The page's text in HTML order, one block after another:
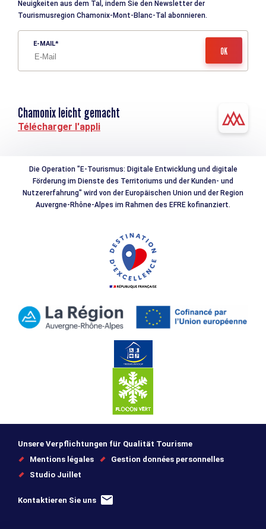
Neuigkeiten aus dem Tal, indem Sie den Newsletter der
Tourismusregion Chamonix-Mont-Blanc-Tal abonnieren.
E-MAIL
Chamonix leicht gemacht
Télécharger l'appli
Die Operation "E-Tourismus: Digitale Entwicklung und digitale
Förderung im Dienste des Territoriums und der Kunden- und
Nutzererfahrung" wird von der Europäischen Union und der Region
Auvergne-Rhône-Alpes im Rahmen des EFRE kofinanziert.
Unsere Verpflichtungen für Qualität Tourisme
Mentions légales
Gestion données personnelles
Studio Juillet
Kontaktieren Sie uns